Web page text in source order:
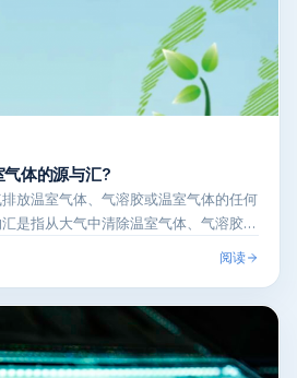
体的源与汇?
放温室气体、气溶胶或温室气体的任何
是指从大气中清除温室气体、气溶胶或
阅读